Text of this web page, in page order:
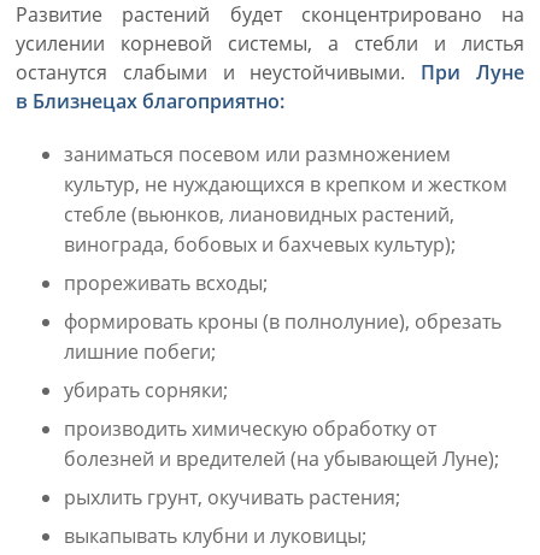
Развитие растений будет сконцентрировано на
усилении корневой системы, а стебли и листья
останутся слабыми и неустойчивыми. При Луне
в Близнецах благоприятно:
заниматься посевом или размножением
культур, не нуждающихся в крепком и жестком
стебле (вьюнков, лиановидных растений,
винограда, бобовых и бахчевых культур);
прореживать всходы;
формировать кроны (в полнолуние), обрезать
лишние побеги;
убирать сорняки;
производить химическую обработку от
болезней и вредителей (на убывающей Луне);
рыхлить грунт, окучивать растения;
выкапывать клубни и луковицы;